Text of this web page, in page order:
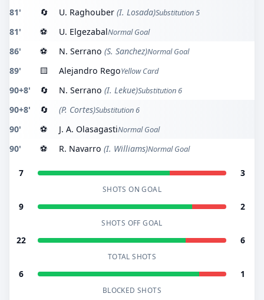
81' 🔄 U. Raghouber (I. Losada)Substitution 5
81' ⚽ U. ElgezabalNormal Goal
86' ⚽ N. Serrano (S. Sanchez)Normal Goal
89' 🟨 Alejandro RegoYellow Card
90+8' 🔄 N. Serrano (I. Lekue)Substitution 6
90+8' 🔄 (P. Cortes)Substitution 6
90' ⚽ J. A. OlasagastiNormal Goal
90' ⚽ R. Navarro (I. Williams)Normal Goal
7 3
SHOTS ON GOAL
9 2
SHOTS OFF GOAL
22 6
TOTAL SHOTS
6 1
BLOCKED SHOTS